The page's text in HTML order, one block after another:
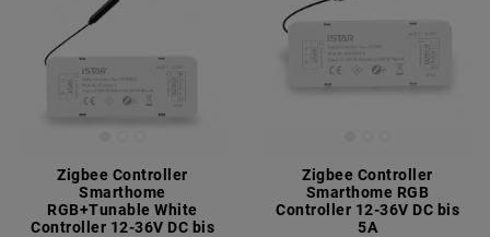
Zigbee Controller
Smarthome
RGB+Tunable White
Controller 12-36V DC bis
Zigbee Controller
Smarthome RGB
Controller 12-36V DC bis
5A